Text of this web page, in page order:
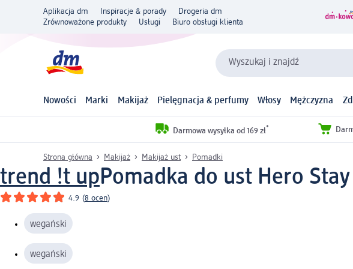
Aplikacja dm Inspiracje & porady
Drogeria dm
Zrównoważone produkty
Usługi Biuro obsługi klienta
Wyszukaj i znajdź
Nowości Marki Makijaż Pielęgnacja & perfumy Włosy Mężczyzna
Darmowa wysyłka od 169 zł*
Strona główna Makijaż Makijaż ust Pomadki
trend !t upPomadka do ust Hero
4.9 (8 ocen)
wegański
wegański